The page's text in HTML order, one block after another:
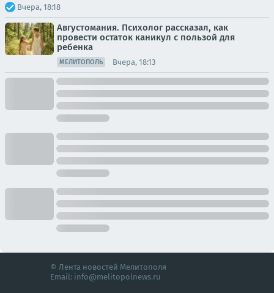
Вчера, 18:18
Августомания. Психолог рассказал, как
провести остаток каникул с пользой для
ребенка
МЕЛИТОПОЛЬ Вчера, 18:13
© Лента новостей Мелитополя
Email: info@melitopolnews.ru